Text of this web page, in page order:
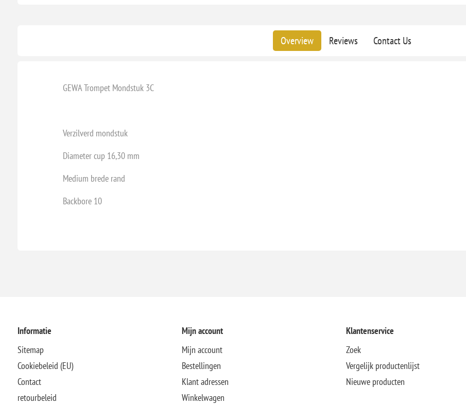
Overview Reviews Contact Us
GEWA Trompet Mondstuk 3C
Verzilverd mondstuk
Diameter cup 16,30 mm
Medium brede rand
Backbore 10
Informatie
Sitemap
Cookiebeleid (EU)
Contact
retourbeleid
Mijn account
Mijn account
Bestellingen
Klant adressen
Winkelwagen
Klantenservice
Zoek
Vergelijk productenlijst
Nieuwe producten